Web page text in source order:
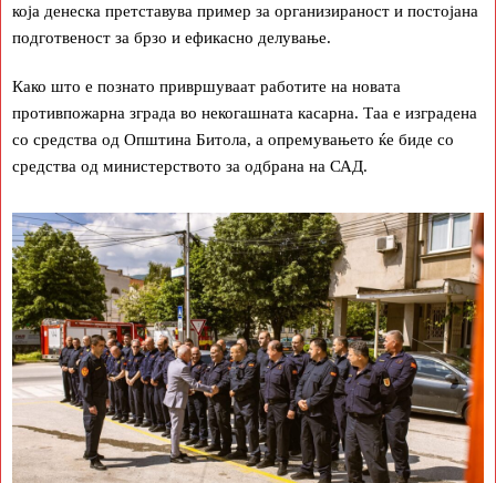
која денеска претставува пример за организираност и постојана
подготвеност за брзо и ефикасно делување.
Како што е познато привршуваат работите на новата
противпожарна зграда во некогашната касарна. Таа е изградена
со средства од Општина Битола, а опремувањето ќе биде со
средства од министерството за одбрана на САД.